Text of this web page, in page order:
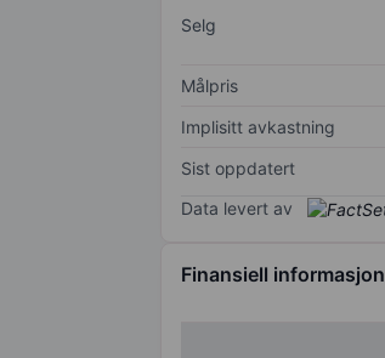
Selg
Målpris
Implisitt avkastning
Sist oppdatert
Data levert av
Finansiell informasjon